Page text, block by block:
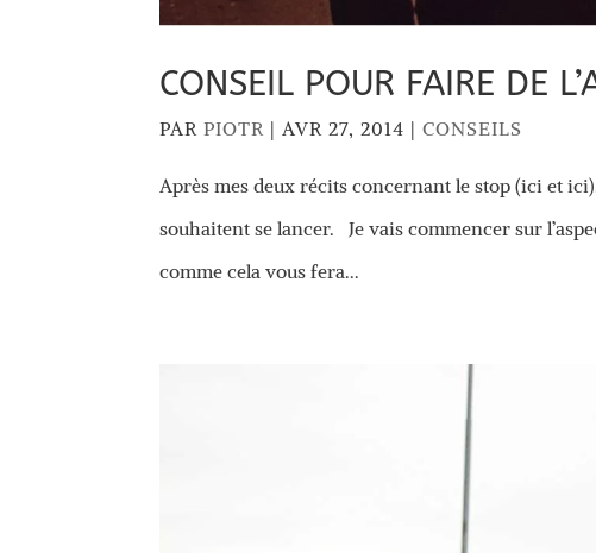
CONSEIL POUR FAIRE DE
PARPIOTR | AVR 27, 2014 |CONSEILS
Après mes deux récits concernant le stop (ici et
souhaitent se lancer. Je vais commencer sur
comme cela vous fera...